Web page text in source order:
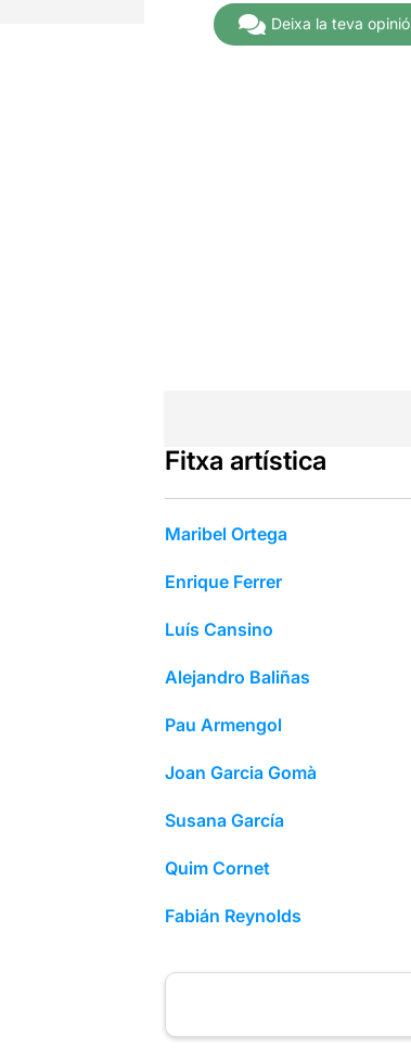
Deixa la teva opinió
Fitxa artística
Maribel Ortega
Enrique Ferrer
Luís Cansino
Alejandro Baliñas
Pau Armengol
Joan Garcia Gomà
Susana García
Quim Cornet
Fabián Reynolds